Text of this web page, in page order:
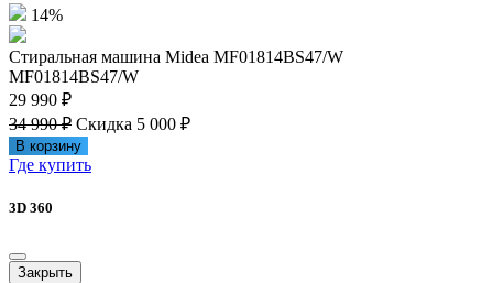
14%
Стиральная машина Midea MF01814BS47/W
MF01814BS47/W
29 990 ₽
34 990 ₽ Скидка 5 000 ₽
В корзину
Где купить
3D 360
Закрыть